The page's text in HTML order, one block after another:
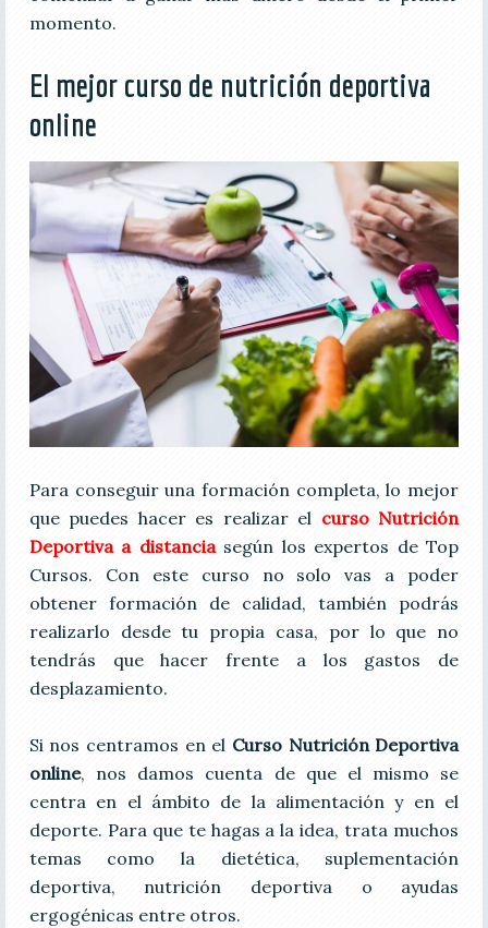
momento.
El mejor curso de nutrición deportiva
online
Para conseguir una formación completa, lo mejor
que puedes hacer es realizar el curso Nutrición
Deportiva a distanciasegún los expertos de Top
Cursos. Con este curso no solo vas a poder
obtener formación de calidad, también podrás
realizarlo desde tu propia casa, por lo que no
tendrás que hacer frente a los gastos de
desplazamiento.
Si nos centramos en el Curso Nutrición Deportiva
online, nos damos cuenta de que el mismo se
centra en el ámbito de la alimentación y en el
deporte. Para que te hagas a la idea, trata muchos
temas como la dietética, suplementación
deportiva, nutrición deportiva o ayudas
ergogénicas entre otros.